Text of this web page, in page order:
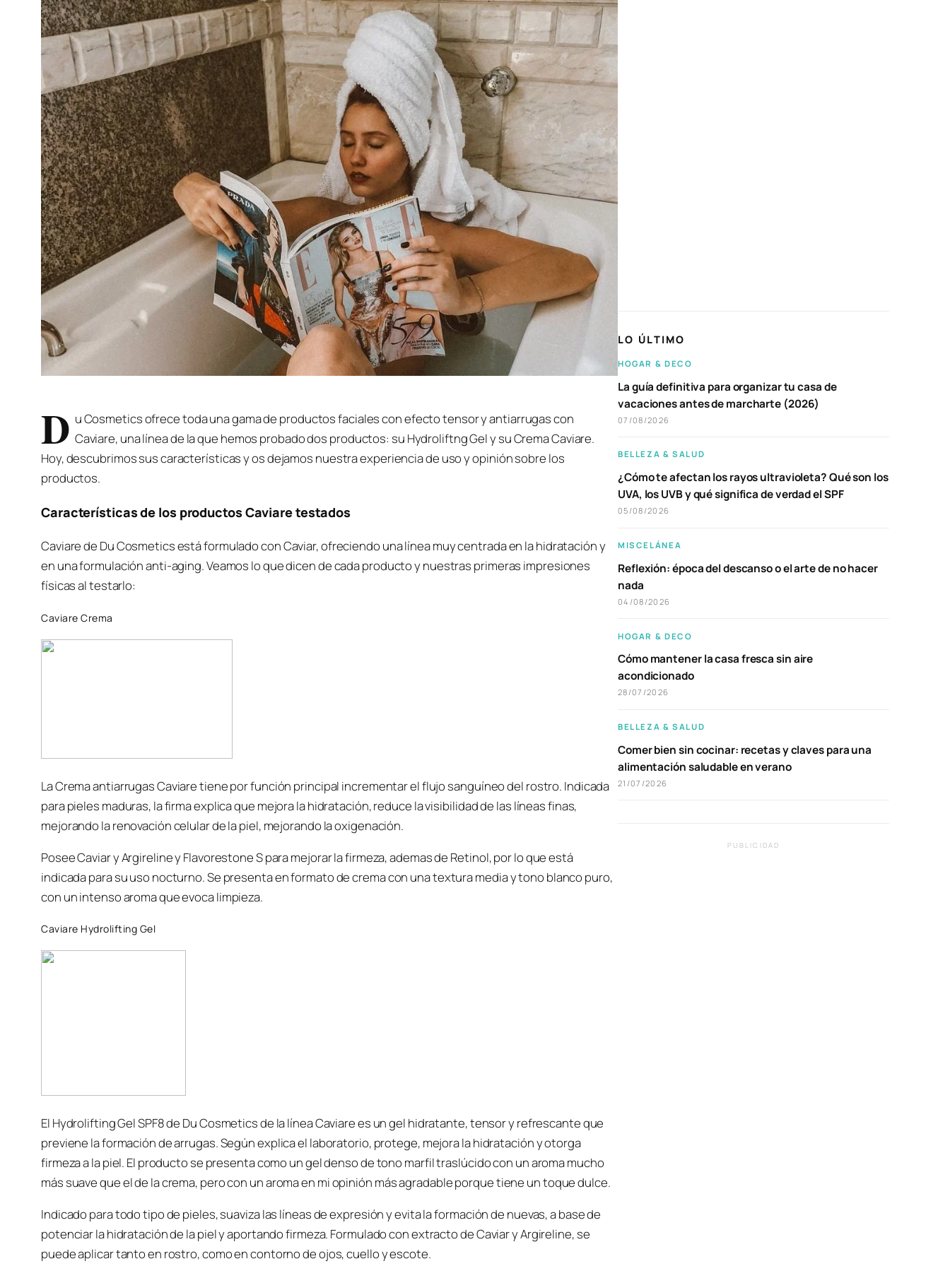
D u Cosmetics ofrece toda una gama de productos faciales con efecto tensor y antiarrugas con
Caviare, una línea de la que hemos probado dos productos: su Hydroliftng Gel y su Crema Caviare.
Hoy, descubrimos sus características y os dejamos nuestra experiencia de uso y opinión sobre los
productos.
Características de los productos Caviare testados
Caviare de Du Cosmetics está formulado con Caviar, ofreciendo una línea muy centrada en la hidratación y
en una formulación anti-aging. Veamos lo que dicen de cada producto y nuestras primeras impresiones
físicas al testarlo:
Caviare Crema
La Crema antiarrugas Caviare tiene por función principal incrementar el flujo sanguíneo del rostro. Indicada
para pieles maduras, la firma explica que mejora la hidratación, reduce la visibilidad de las líneas finas,
mejorando la renovación celular de la piel, mejorando la oxigenación.
Posee Caviar y Argireline y Flavorestone S para mejorar la firmeza, ademas de Retinol, por lo que está
indicada para su uso nocturno. Se presenta en formato de crema con una textura media y tono blanco puro,
con un intenso aroma que evoca limpieza.
Caviare Hydrolifting Gel
El Hydrolifting Gel SPF8 de Du Cosmetics de la línea Caviare es un gel hidratante, tensor y refrescante que
previene la formación de arrugas. Según explica el laboratorio, protege, mejora la hidratación y otorga
firmeza a la piel. El producto se presenta como un gel denso de tono marfil traslúcido con un aroma mucho
más suave que el de la crema, pero con un aroma en mi opinión más agradable porque tiene un toque dulce.
Indicado para todo tipo de pieles, suaviza las líneas de expresión y evita la formación de nuevas, a base de
potenciar la hidratación de la piel y aportando firmeza. Formulado con extracto de Caviar y Argireline, se
puede aplicar tanto en rostro, como en contorno de ojos, cuello y escote.
LO ÚLTIMO
HOGAR & DECO
La guía definitiva para organizar tu casa de
vacaciones antes de marcharte (2026)
07/08/2026
BELLEZA & SALUD
¿Cómo te afectan los rayos ultravioleta? Qué son los
UVA, los UVB y qué significa de verdad el SPF
05/08/2026
MISCELÁNEA
Reflexión: época del descanso o el arte de no hacer
nada
04/08/2026
HOGAR & DECO
Cómo mantener la casa fresca sin aire
acondicionado
28/07/2026
BELLEZA & SALUD
Comer bien sin cocinar: recetas y claves para una
alimentación saludable en verano
21/07/2026
PUBLICIDAD